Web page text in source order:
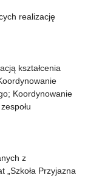
realizację
kształcenia
Koordynowanie
z
„Szkoła Przyjazna